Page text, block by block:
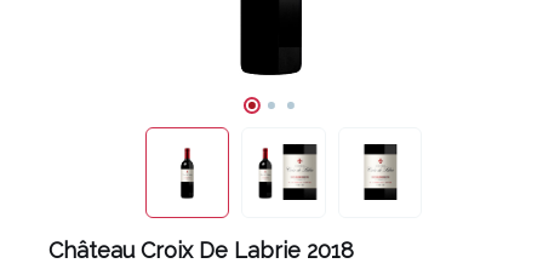
Château Croix De Labrie 2018